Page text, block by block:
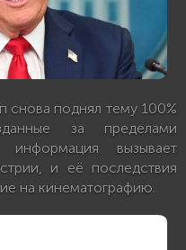
поднял тему 100%
за пределами
вызывает
и её последствия
на кинематографию.